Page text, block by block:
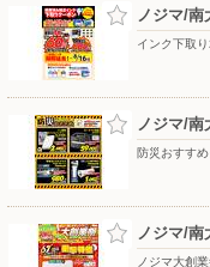
8/1(土)〜8/31(月) はとぼん
26年8月号
ノジマ/南
インク下取
ノジマ/南
防災おすすめ
ノジマ/南
ノジマ大創